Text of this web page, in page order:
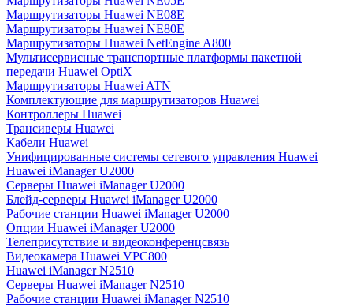
Маршрутизаторы Huawei NE08E
Маршрутизаторы Huawei NE80E
Маршрутизаторы Huawei NetEngine A800
Мультисервисные транспортные платформы пакетной
передачи Huawei OptiX
Маршрутизаторы Huawei ATN
Комплектующие для маршрутизаторов Huawei
Контроллеры Huawei
Трансиверы Huawei
Кабели Huawei
Унифицированные системы сетевого управления Huawei
Huawei iManager U2000
Серверы Huawei iManager U2000
Блейд-серверы Huawei iManager U2000
Рабочие станции Huawei iManager U2000
Опции Huawei iManager U2000
Телеприсутствие и видеоконференцсвязь
Видеокамера Huawei VPC800
Huawei iManager N2510
Серверы Huawei iManager N2510
Рабочие станции Huawei iManager N2510